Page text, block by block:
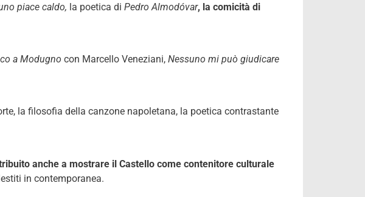
piace caldo, la poetica di Pedro Almodóvar, la comicità di
a Modugno con Marcello Veneziani, Nessuno mi può giudicare
la filosofia della canzone napoletana, la poetica contrastante
anche a mostrare il Castello come contenitore culturale
in contemporanea.